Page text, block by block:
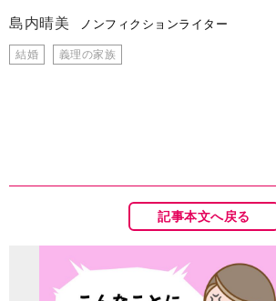
島内晴美 ノンフィクションライター
結婚 義理の家族
記事本文へ戻る